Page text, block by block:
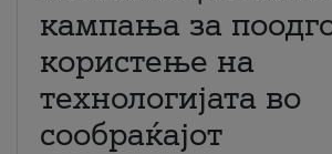
кампања за
користење на
технологијата во
сообраќајот